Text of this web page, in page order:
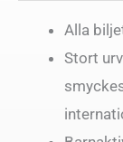
Alla
Stort